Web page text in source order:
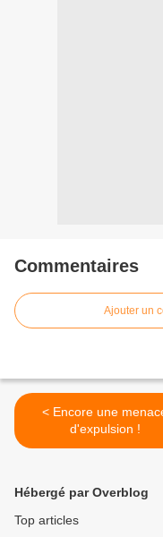
Commentaires
Ajouter un
< Encore une menace
d'expulsion !
Hébergé par Overblog
Top articles